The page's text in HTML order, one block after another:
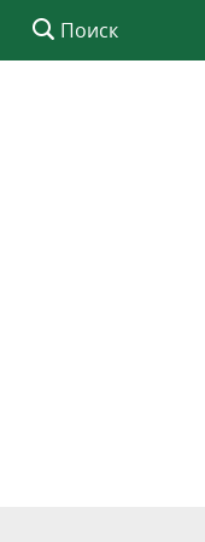
Поиск